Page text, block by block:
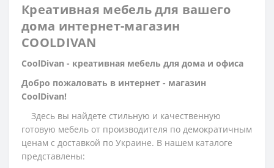
Креативная мебель для вашего
дома интернет-магазин
COOLDIVAN
CoolDivan - креативная мебель для дома и офиса
Добро пожаловать в интернет - магазин
CoolDivan!
Здесь вы найдете стильную и качественную
готовую мебель от производителя по демократичным
ценам с доставкой по Украине. В нашем каталоге
представлены: